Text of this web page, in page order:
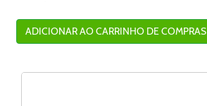
ADICIONAR AO CARRINHO DE COMPRAS